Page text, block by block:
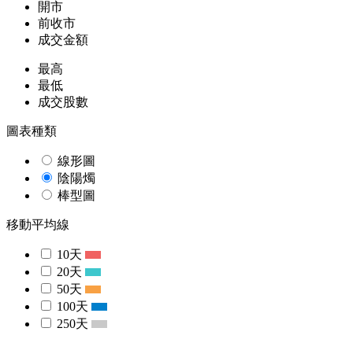
開市
前收市
成交金額
最高
最低
成交股數
圖表種類
線形圖
陰陽燭
棒型圖
移動平均線
10天
20天
50天
100天
250天